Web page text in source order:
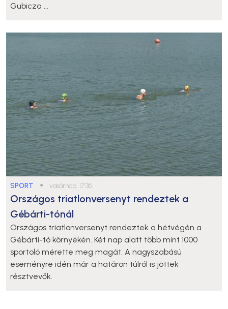
Gubicza ...
SPORT ● vasárnap, 17:36
Országos triatlonversenyt rendeztek a
Gébárti-tónál
Országos triatlonversenyt rendeztek a hétvégén a
Gébárti-tó környékén. Két nap alatt több mint 1000
sportoló mérette meg magát. A nagyszabású
eseményre idén már a határon túlról is jöttek
résztvevők.